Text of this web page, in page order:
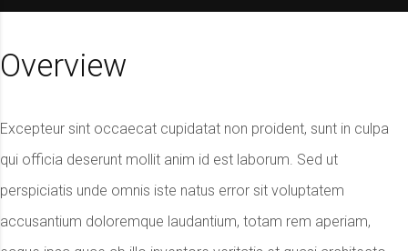
Overview
Excepteur sint occaecat cupidatat non proident, sunt in culpa
qui officia deserunt mollit anim id est laborum. Sed ut
perspiciatis unde omnis iste natus error sit voluptatem
accusantium doloremque laudantium, totam rem aperiam,